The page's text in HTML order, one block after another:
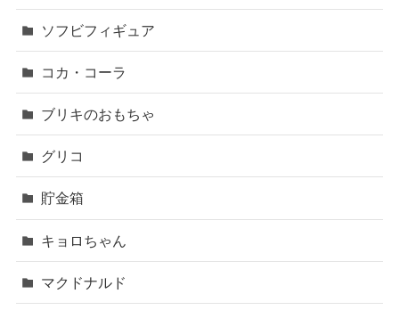
ソフビフィギュア
コカ・コーラ
ブリキのおもちゃ
グリコ
貯金箱
キョロちゃん
マクドナルド